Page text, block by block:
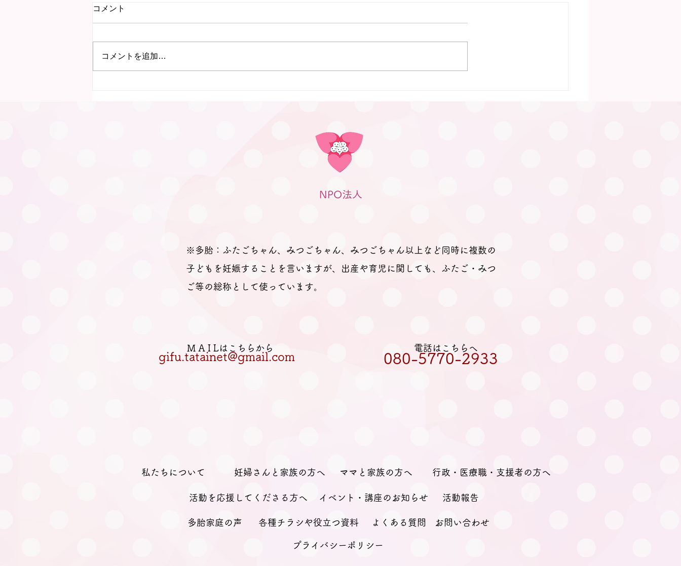
ました。 今回も、「プレママパ
ありますか？」と尋ねても、ふた
ごの妊娠、ましてや初めての妊娠
で「分からないことが分からな
い。」とのお返事。 そのため、
コメント
コメントを追加…
NPO法人
※多胎：ふたごちゃん、みつごちゃん、みつごちゃん以上など同時に複数の
子どもを妊娠することを言いますが、出産や育児に関しても、ふたご・みつ
ご等の総称として使っています。
電話はこちらへ
080-5770-2933
M A I Lはこちらから
gifu.tatainet@gmail.com
私たちについて 妊婦さんと家族の方へ ママと家族の方へ 行政・医療職・支援者の方へ
活動を応援してくださる方へ イベント・講座のお知らせ 活動報告
多胎家庭の声 各種チラシや役立つ資料 よくある質問 お問い合わせ
プライバシーポリシー